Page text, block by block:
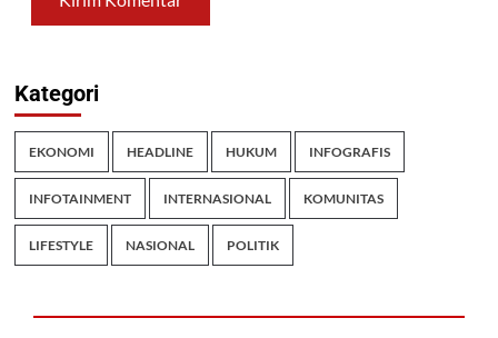
Kategori
EKONOMI HEADLINE HUKUM INFOGRAFIS
INFOTAINMENT INTERNASIONAL KOMUNITAS
LIFESTYLE NASIONAL POLITIK